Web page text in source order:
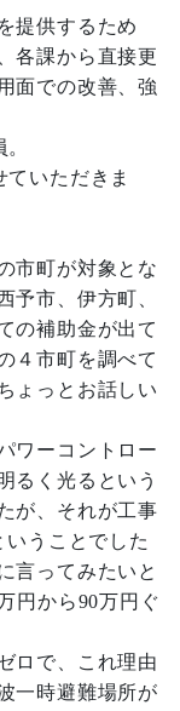
提供するため
各課から直接更
面での改善、強
いただきま
市町が対象とな
予市、伊方町、
の補助金が出て
４市町を調べて
ょっとお話しい
ワーコントロー
るく光るという
が、それが工事
うことでした
言ってみたいと
円から90万円ぐ
ロで、これ理由
一時避難場所が